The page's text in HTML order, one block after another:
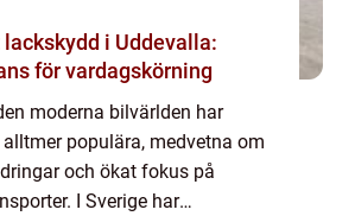
i Uddevalla:
för vardagskörning
moderna bilvärlden har
populära, medvetna om
och ökat fokus på
I Sverige har